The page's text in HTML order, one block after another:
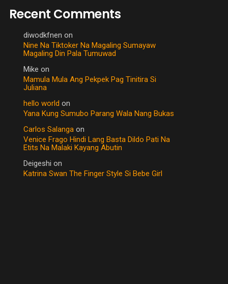
Recent Comments
diwodkfnen on
Nine Na Tiktoker Na Magaling Sumayaw
Magaling Din Pala Tumuwad
Mike on
Mamula Mula Ang Pekpek Pag Tinitira Si
Juliana
hello world on
Yana Kung Sumubo Parang Wala Nang Bukas
Carlos Salanga on
Venice Frago Hindi Lang Basta Dildo Pati Na
Etits Na Malaki Kayang Abutin
Deigeshi on
Katrina Swan The Finger Style Si Bebe Girl